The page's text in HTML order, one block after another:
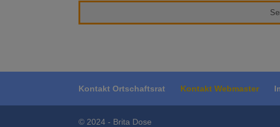
Kontakt Ortschaftsrat Kontakt Webmaster
© 2024 - Brita Dose